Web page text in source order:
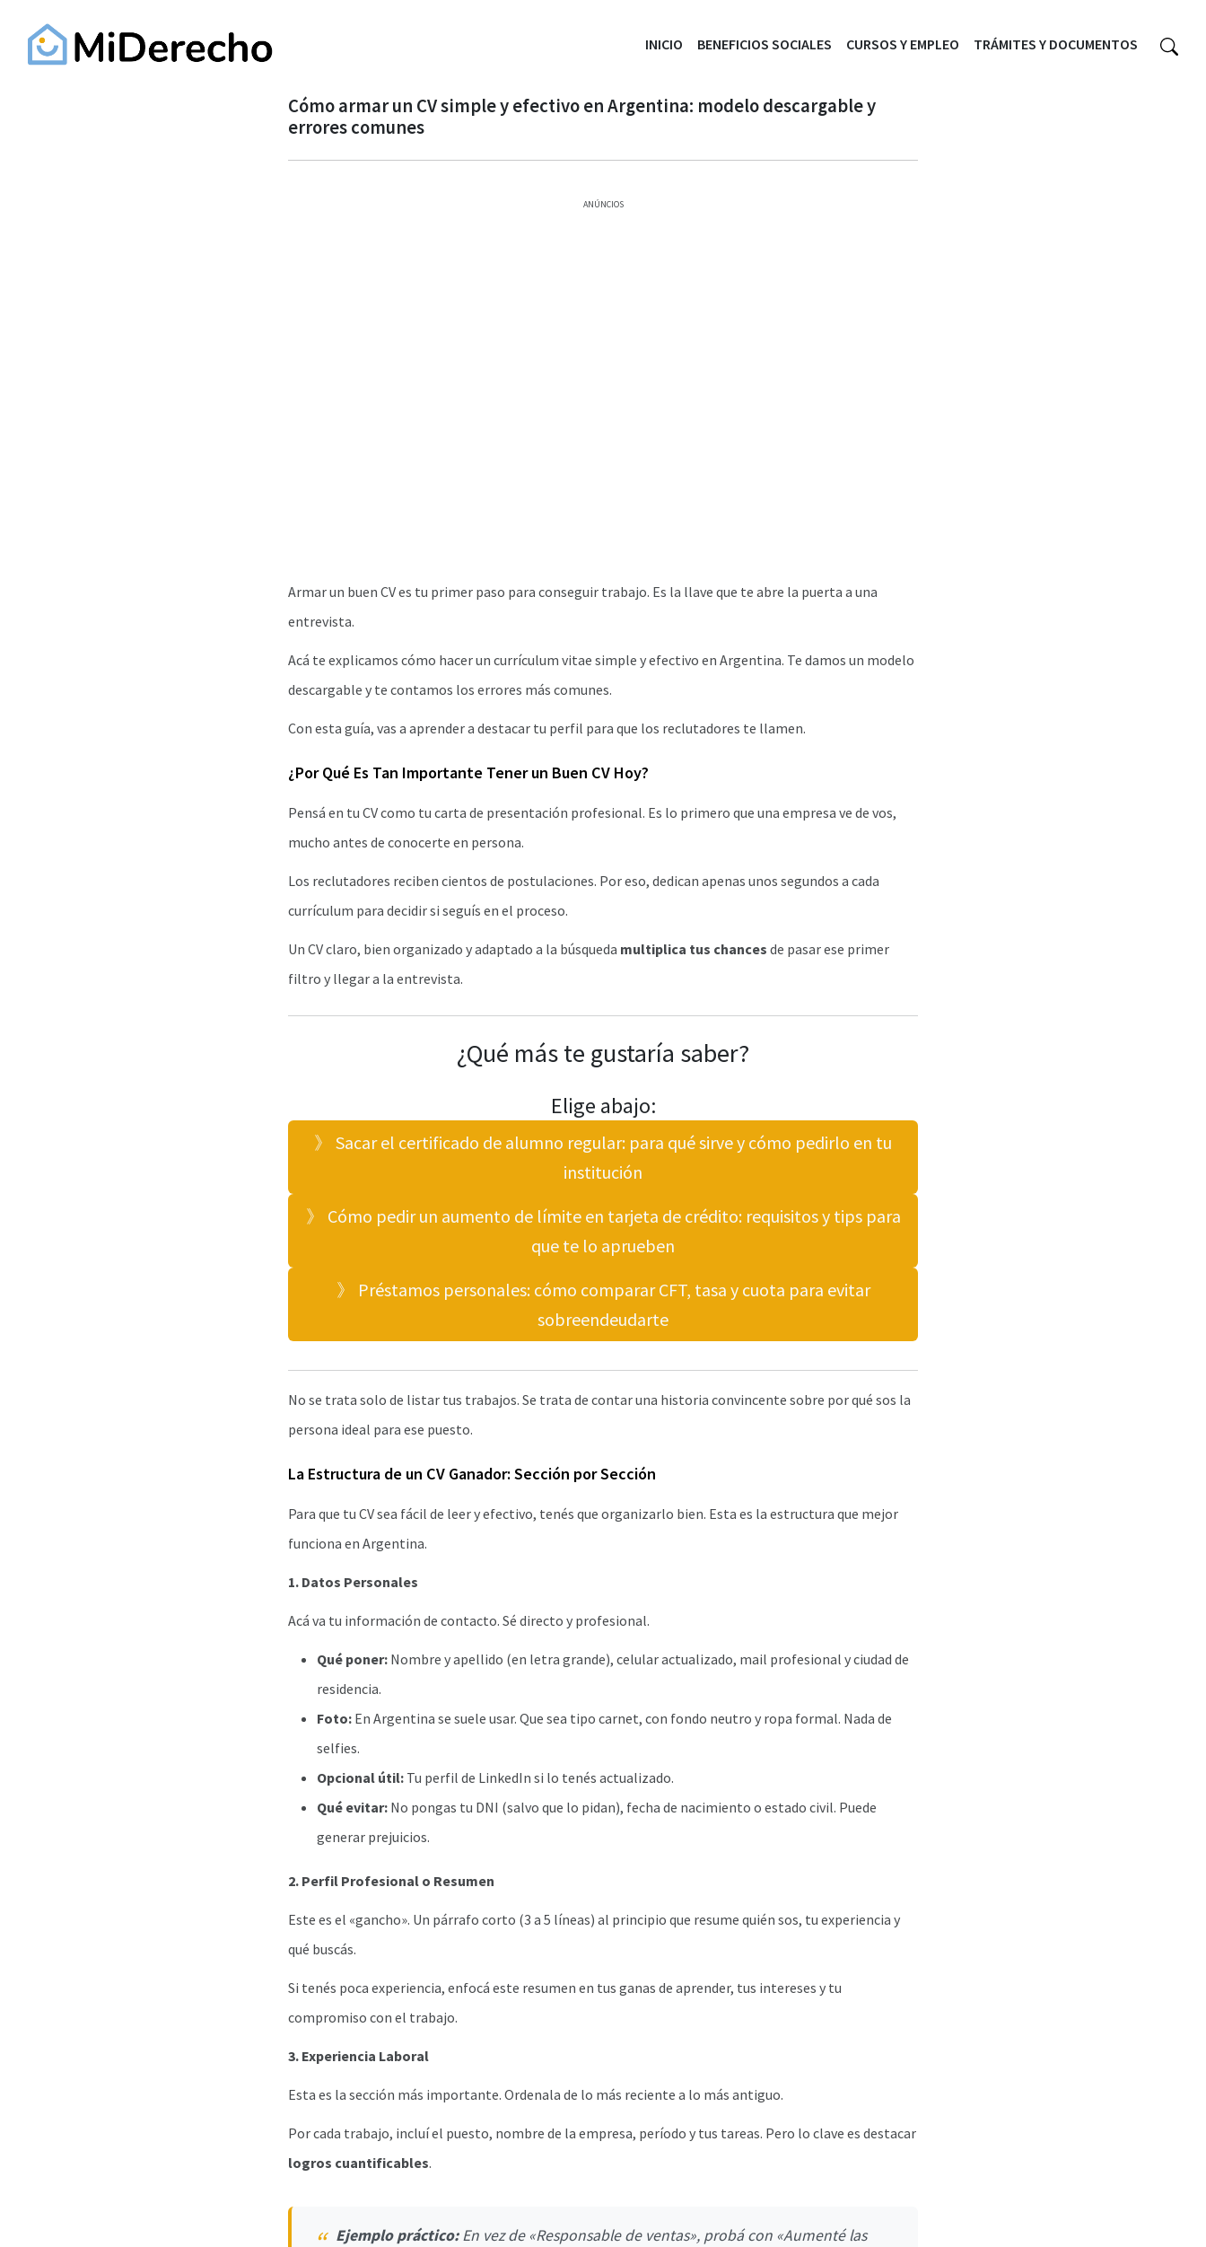
INICIO BENEFICIOS SOCIALES CURSOS Y EMPLEO TRÁMITES Y DOCUMENTOS
Cómo armar un CV simple y efectivo en Argentina: modelo descargable y
errores comunes
ANÚNCIOS
Armar un buen CV es tu primer paso para conseguir trabajo. Es la llave que te abre la puerta a una
entrevista.
Acá te explicamos cómo hacer un currículum vitae simple y efectivo en Argentina. Te damos un modelo
descargable y te contamos los errores más comunes.
Con esta guía, vas a aprender a destacar tu perfil para que los reclutadores te llamen.
¿Por Qué Es Tan Importante Tener un Buen CV Hoy?
Pensá en tu CV como tu carta de presentación profesional. Es lo primero que una empresa ve de vos,
mucho antes de conocerte en persona.
Los reclutadores reciben cientos de postulaciones. Por eso, dedican apenas unos segundos a cada
currículum para decidir si seguís en el proceso.
Un CV claro, bien organizado y adaptado a la búsqueda multiplica tus chances de pasar ese primer
filtro y llegar a la entrevista.
¿Qué más te gustaría saber?
Elige abajo:
》 Sacar el certificado de alumno regular: para qué sirve y cómo pedirlo en tu
institución
》 Cómo pedir un aumento de límite en tarjeta de crédito: requisitos y tips para
que te lo aprueben
》 Préstamos personales: cómo comparar CFT, tasa y cuota para evitar
sobreendeudarte
No se trata solo de listar tus trabajos. Se trata de contar una historia convincente sobre por qué sos la
persona ideal para ese puesto.
La Estructura de un CV Ganador: Sección por Sección
Para que tu CV sea fácil de leer y efectivo, tenés que organizarlo bien. Esta es la estructura que mejor
funciona en Argentina.
1. Datos Personales
Acá va tu información de contacto. Sé directo y profesional.
Qué poner: Nombre y apellido (en letra grande), celular actualizado, mail profesional y ciudad de
residencia.
Foto: En Argentina se suele usar. Que sea tipo carnet, con fondo neutro y ropa formal. Nada de
selfies.
Opcional útil: Tu perfil de LinkedIn si lo tenés actualizado.
Qué evitar: No pongas tu DNI (salvo que lo pidan), fecha de nacimiento o estado civil. Puede
generar prejuicios.
2. Perfil Profesional o Resumen
Este es el «gancho». Un párrafo corto (3 a 5 líneas) al principio que resume quién sos, tu experiencia y
qué buscás.
Si tenés poca experiencia, enfocá este resumen en tus ganas de aprender, tus intereses y tu
compromiso con el trabajo.
3. Experiencia Laboral
Esta es la sección más importante. Ordenala de lo más reciente a lo más antiguo.
Por cada trabajo, incluí el puesto, nombre de la empresa, período y tus tareas. Pero lo clave es destacar
logros cuantificables.
Ejemplo práctico:En vez de «Responsable de ventas», probá con «Aumenté las